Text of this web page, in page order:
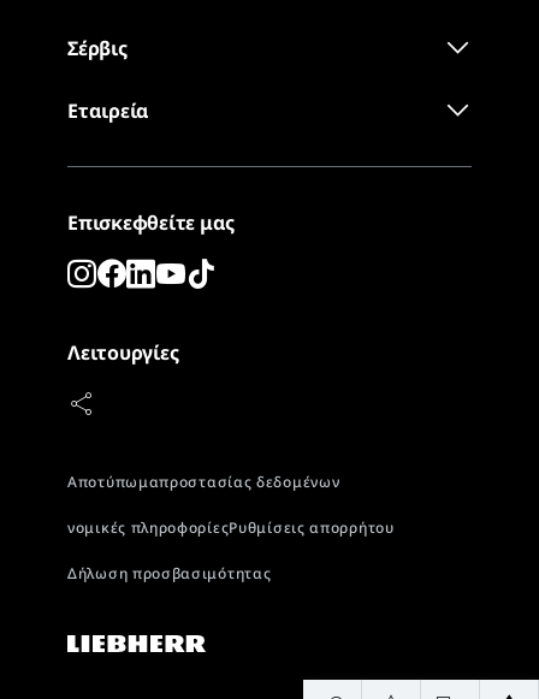
Σέρβις
Εταιρεία
Επισκεφθείτε μας
Λειτουργίες